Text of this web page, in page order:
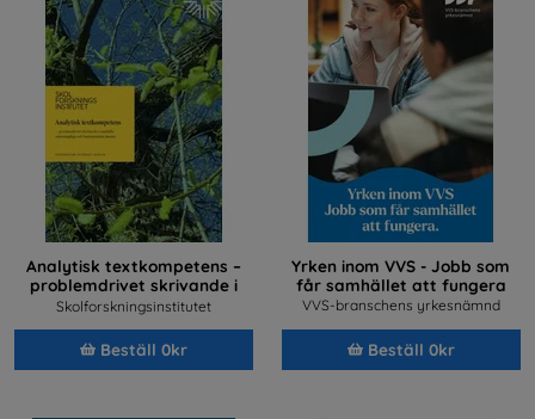
Analytisk textkompetens –
problemdrivet skrivande i
samhällsvetenskapliga och
Skolforskningsinstitutet
Beställ 0kr
Yrken inom VVS - Jobb som
får samhället att fungera
VVS-branschens yrkesnämnd
Beställ 0kr